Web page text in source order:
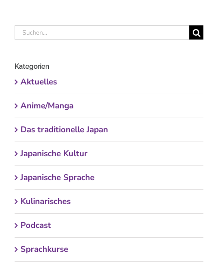
Suche
Kategorien
Aktuelles
Anime/Manga
Das traditionelle Japan
Japanische Kultur
Japanische Sprache
Kulinarisches
Podcast
Sprachkurse